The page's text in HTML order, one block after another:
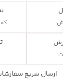
ارسال سریع